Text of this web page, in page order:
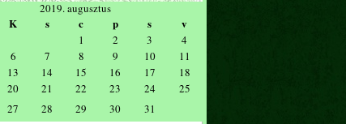
2019. augusztus
K s c p s v
1 2 3
4
6 7 8 9 10
11
13 14 15 16 17
18
20 21 22 23 24
25
27 28 29 30
31